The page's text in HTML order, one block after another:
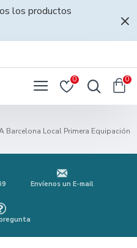
los productos
0 0
Barcelona Local Primera Equipación
Envíenos un E-mail